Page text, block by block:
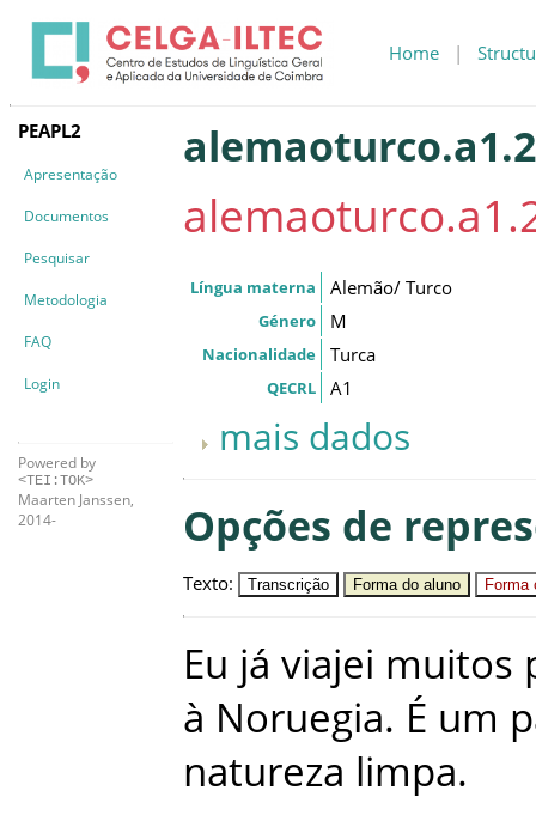
Home |
PEAPL2
Apresentação
Documentos
Pesquisar
Metodologia
FAQ
Login
Powered by
<TEI:TOK>
Maarten Janssen,
2014-
Língua materna Alemão/ Turco
Género M
Nacionalidade Turca
QECRL A1
mais dados
Opções de
Texto: Transcrição Forma do aluno Forma
Eu já viajei muitos
à Noruegia. É um
natureza limpa.